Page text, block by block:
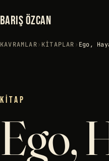
BARIŞ ÖZCAN
KAVRAMLAR› KITAPLAR › Ego,
KITAP
Ego,